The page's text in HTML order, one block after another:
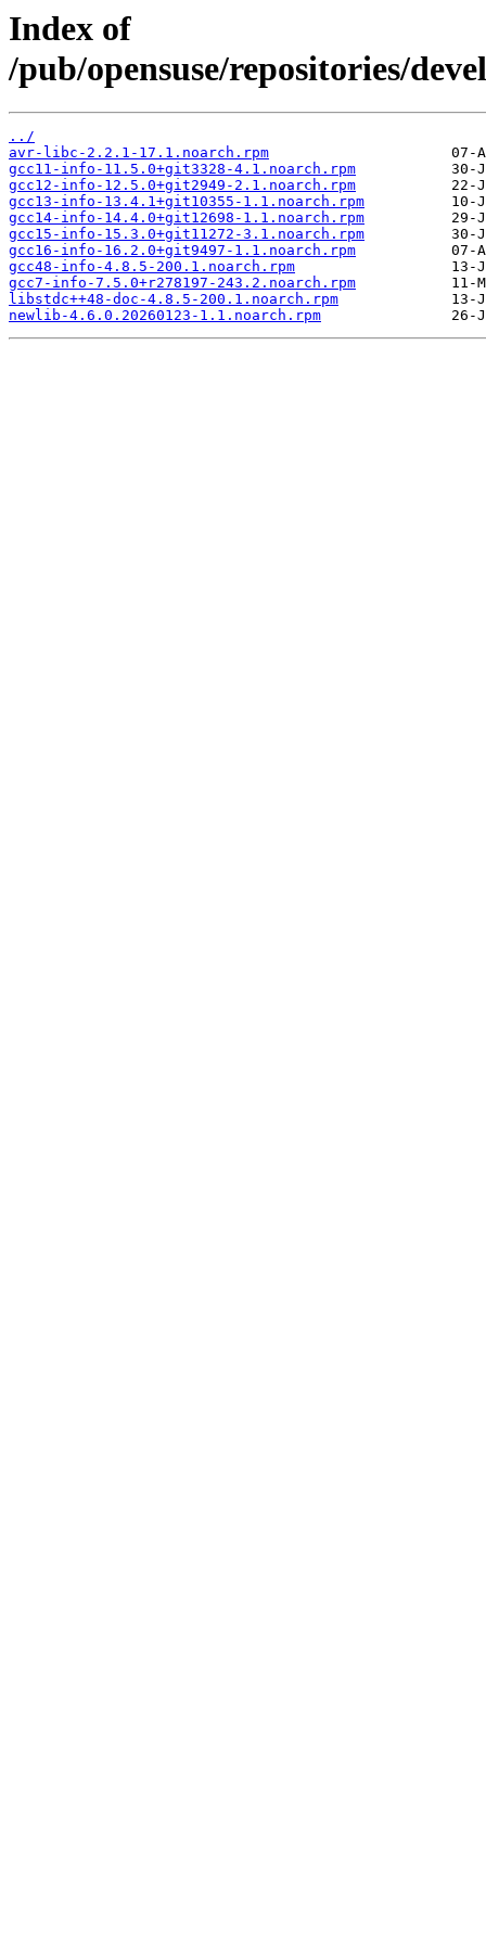
Index of
/pub/opensuse/repositories/
../
avr-libc-2.2.1-17.1.noarch.rpm
gcc11-info-11.5.0+git3328-4.1.noarch.rpm
gcc12-info-12.5.0+git2949-2.1.noarch.rpm
gcc13-info-13.4.1+git10355-1.1.noarch.rpm
gcc14-info-14.4.0+git12698-1.1.noarch.rpm
gcc15-info-15.3.0+git11272-3.1.noarch.rpm
gcc16-info-16.2.0+git9497-1.1.noarch.rpm
gcc48-info-4.8.5-200.1.noarch.rpm
gcc7-info-7.5.0+r278197-243.2.noarch.rpm
libstdc++48-doc-4.8.5-200.1.noarch.rpm
newlib-4.6.0.20260123-1.1.noarch.rpm